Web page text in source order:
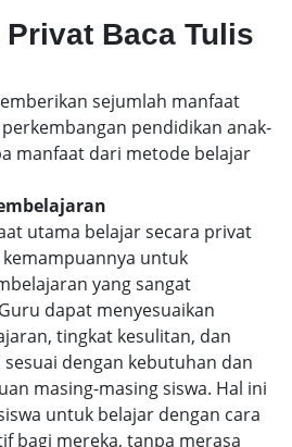
Baca Tulis
sejumlah manfaat
pendidikan anak-
manfaat dari metode belajar
utama belajar secara privat
untuk
yang sangat
dapat menyesuaikan
tingkat kesulitan, dan
dengan kebutuhan dan
masing-masing siswa. Hal ini
untuk belajar dengan cara
bagi mereka, tanpa merasa